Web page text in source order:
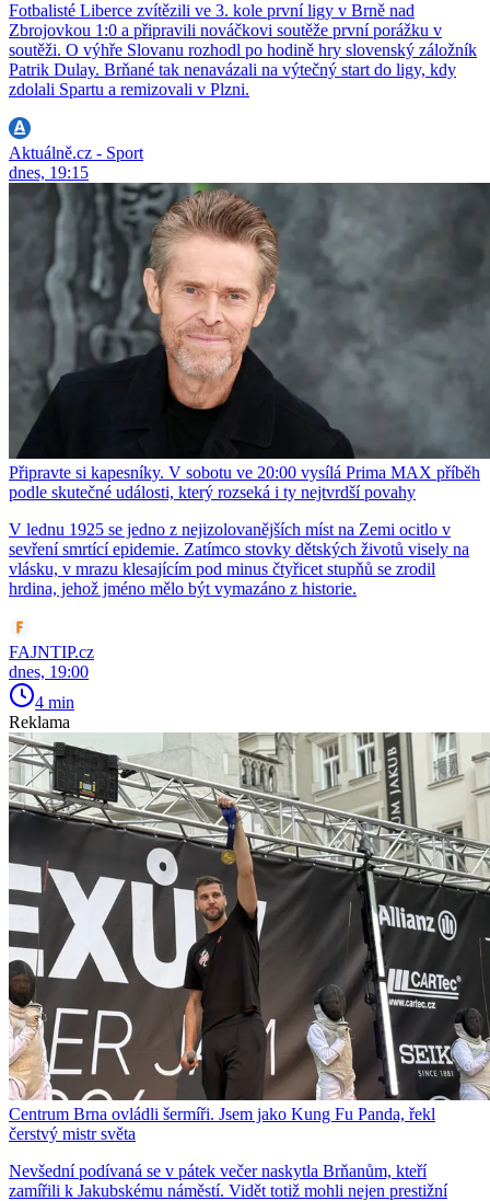
Fotbalisté Liberce zvítězili ve 3. kole první ligy v Brně nad
Zbrojovkou 1:0 a připravili nováčkovi soutěže první porážku v
soutěži. O výhře Slovanu rozhodl po hodině hry slovenský záložník
Patrik Dulay. Brňané tak nenavázali na výtečný start do ligy, kdy
zdolali Spartu a remizovali v Plzni.
Aktuálně.cz - Sport
dnes, 19:15
Připravte si kapesníky. V sobotu ve 20:00 vysílá Prima MAX příběh
podle skutečné události, který rozseká i ty nejtvrdší povahy
V lednu 1925 se jedno z nejizolovanějších míst na Zemi ocitlo v
sevření smrtící epidemie. Zatímco stovky dětských životů visely na
vlásku, v mrazu klesajícím pod minus čtyřicet stupňů se zrodil
hrdina, jehož jméno mělo být vymazáno z historie.
FAJNTIP.cz
dnes, 19:00
4 min
Reklama
Centrum Brna ovládli šermíři. Jsem jako Kung Fu Panda, řekl
čerstvý mistr světa
Nevšední podívaná se v pátek večer naskytla Brňanům, kteří
zamířili k Jakubskému náměstí. Vidět totiž mohli nejen prestižní